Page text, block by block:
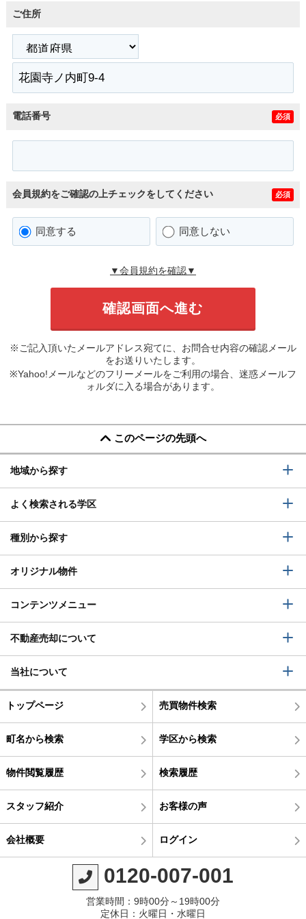
ご住所
電話番号 必須
会員規約をご確認の上チェックをしてください 必須
同意する 同意しない
▼会員規約を確認▼
※ご記入頂いたメールアドレス宛てに、お問合せ内容の確認メール
をお送りいたします。
※Yahoo!メールなどのフリーメールをご利用の場合、迷惑メールフ
ォルダに入る場合があります。
このページの先頭へ
地域から探す
よく検索される学区
種別から探す
オリジナル物件
コンテンツメニュー
不動産売却について
当社について
トップページ 売買物件検索
町名から検索 学区から検索
物件閲覧履歴 検索履歴
スタッフ紹介 お客様の声
会社概要 ログイン
0120-007-001
営業時間：9時00分～19時00分
定休日：火曜日・水曜日